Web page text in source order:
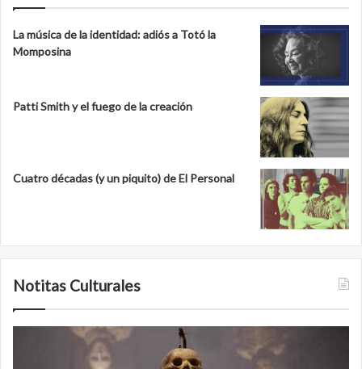
La música de la identidad: adiós a Totó la
Momposina
Patti Smith y el fuego de la creación
Cuatro décadas (y un piquito) de El Personal
Notitas Culturales
Minanbé,
la